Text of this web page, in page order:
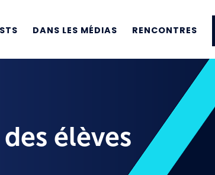
DANS LES MÉDIAS RENCONTRES
élèves